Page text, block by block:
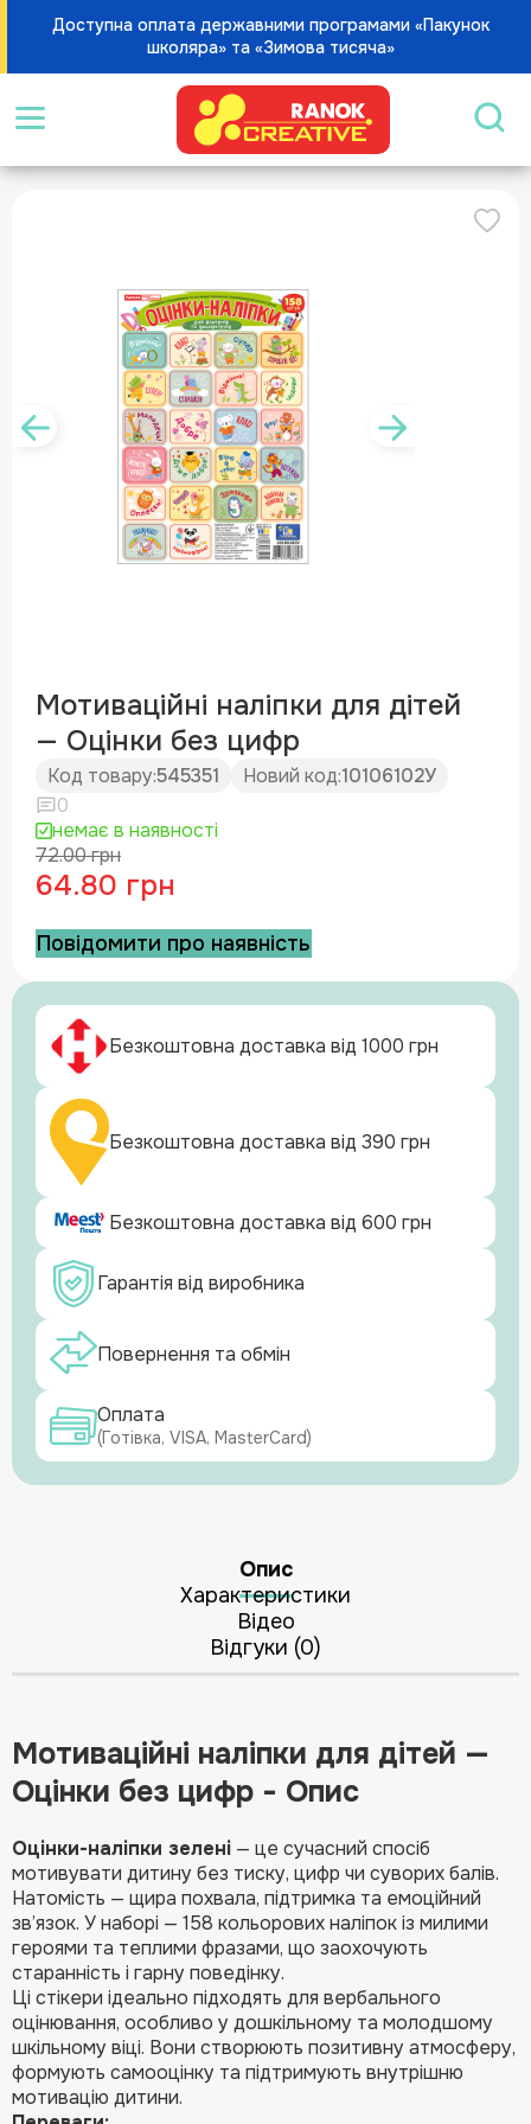
Доступна оплата державними програмами «Пакунок
школяра» та «Зимова тисяча»
Мотиваційні наліпки для дітей
— Оцінки без цифр
Код товару:545351 Новий код:10106102У
0
немає в наявності
72.00 грн
64.80 грн
Повідомити про наявність
Безкоштовна доставка від 1000 грн
Безкоштовна доставка від 390 грн
Безкоштовна доставка від 600 грн
Гарантія від виробника
Повернення та обмін
Оплата
(Готівка, VISA, MasterCard)
Опис
Характеристики
Відео
Відгуки (0)
Мотиваційні наліпки для дітей —
Оцінки без цифр - Опис
Оцінки-наліпки зелені — це сучасний спосіб
мотивувати дитину без тиску, цифр чи суворих балів.
Натомість — щира похвала, підтримка та емоційний
зв’язок. У наборі — 158 кольорових наліпок із милими
героями та теплими фразами, що заохочують
старанність і гарну поведінку.
Ці стікери ідеально підходять для вербального
оцінювання, особливо у дошкільному та молодшому
шкільному віці. Вони створюють позитивну атмосферу,
формують самооцінку та підтримують внутрішню
мотивацію дитини.